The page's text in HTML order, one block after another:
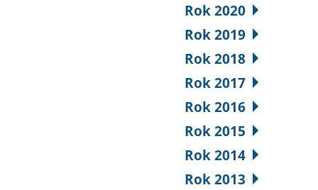
Rok 2020
Rok 2019
Rok 2018
Rok 2017
Rok 2016
Rok 2015
Rok 2014
Rok 2013